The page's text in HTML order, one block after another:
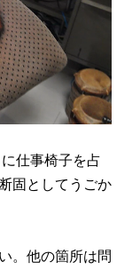
仕事椅子を占
固としてうごか
。他の箇所は問